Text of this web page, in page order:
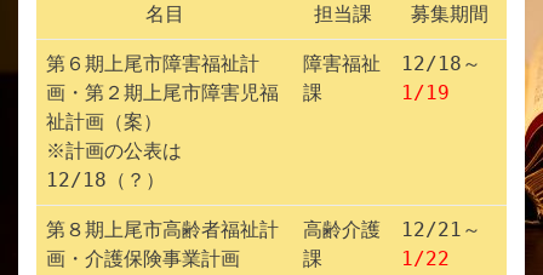
名目 担当課 募集期間
第６期上尾市障害福祉計
画・第２期上尾市障害児福
祉計画（案）
※計画の公表は
12/18（？）
障害福祉
課
12/18～
1/19
第８期上尾市高齢者福祉計
画・介護保険事業計画
高齢介護
課
12/21～
1/22